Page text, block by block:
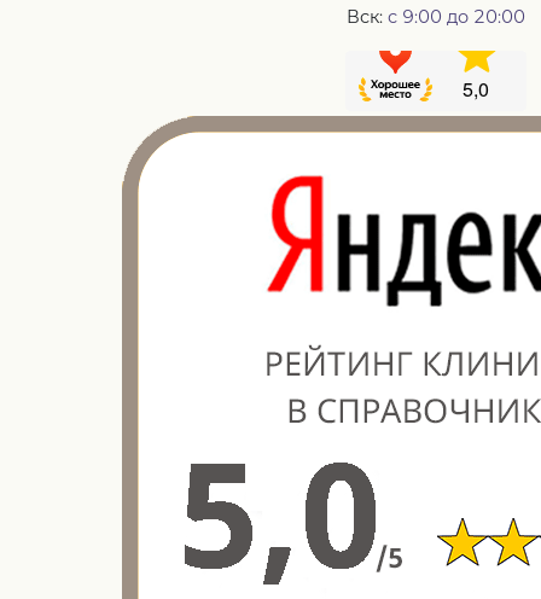
Вск: с 9:00 до 20:00